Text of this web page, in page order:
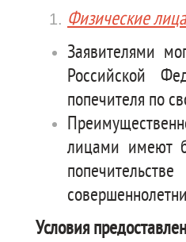
Физические лица
Заявителями
Российской
попечителя по
лицами имеют
Условия